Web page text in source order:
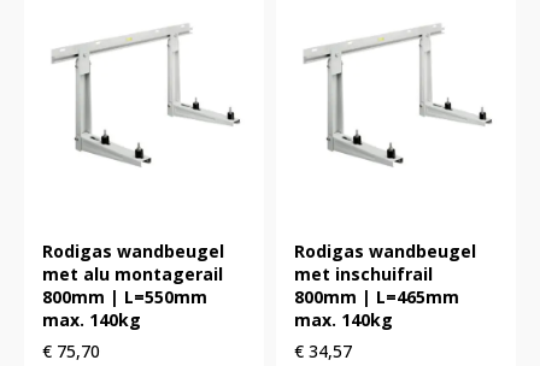
Rodigas wandbeugel
met alu montagerail
800mm | L=550mm
max. 140kg
€ 75,70
Rodigas wandbeugel
met inschuifrail
800mm | L=465mm
max. 140kg
€ 34,57